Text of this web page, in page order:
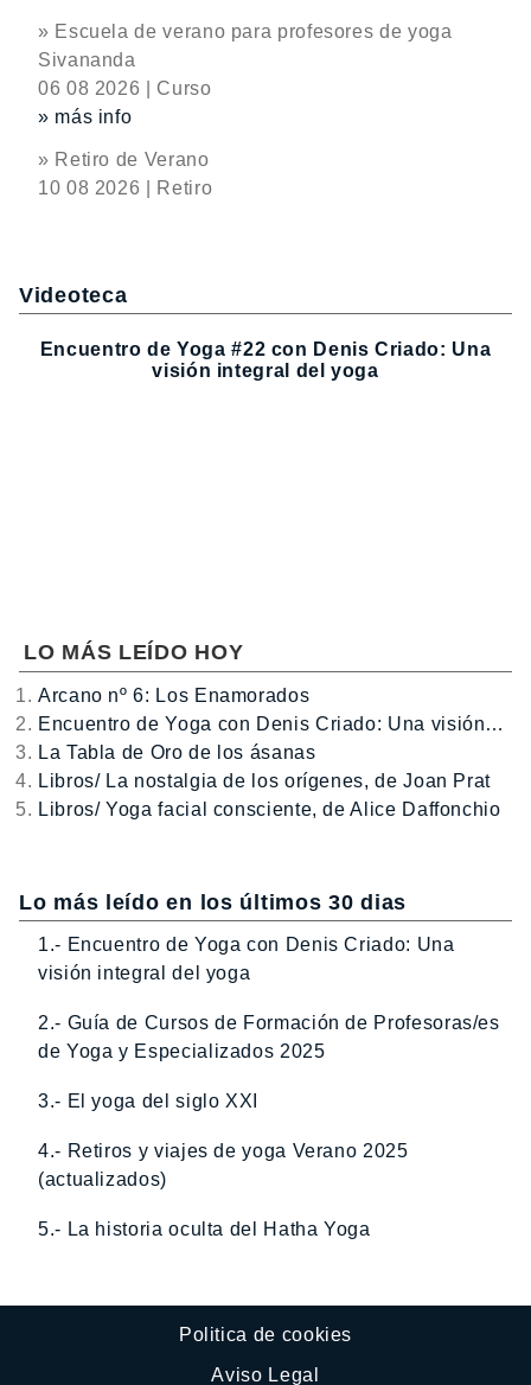
» Escuela de verano para profesores de yoga
Sivananda
06 08 2026 | Curso
» más info
» Retiro de Verano
10 08 2026 | Retiro
Videoteca
Encuentro de Yoga #22 con Denis Criado: Una
visión integral del yoga
LO MÁS LEÍDO HOY
Arcano nº 6: Los Enamorados
Encuentro de Yoga con Denis Criado: Una visión…
La Tabla de Oro de los ásanas
Libros/ La nostalgia de los orígenes, de Joan Prat
Libros/ Yoga facial consciente, de Alice Daffonchio
Lo más leído en los últimos 30 dias
1.- Encuentro de Yoga con Denis Criado: Una
visión integral del yoga
2.- Guía de Cursos de Formación de Profesoras/es
de Yoga y Especializados 2025
3.- El yoga del siglo XXI
4.- Retiros y viajes de yoga Verano 2025
(actualizados)
5.- La historia oculta del Hatha Yoga
Politica de cookies
Aviso Legal